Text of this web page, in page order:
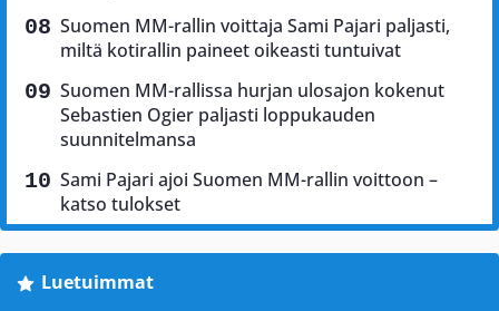
Suomen MM-rallin voittaja Sami Pajari paljasti,
miltä kotirallin paineet oikeasti tuntuivat
Suomen MM-rallissa hurjan ulosajon kokenut
Sebastien Ogier paljasti loppukauden
suunnitelmansa
Sami Pajari ajoi Suomen MM-rallin voittoon –
katso tulokset
Luetuimmat